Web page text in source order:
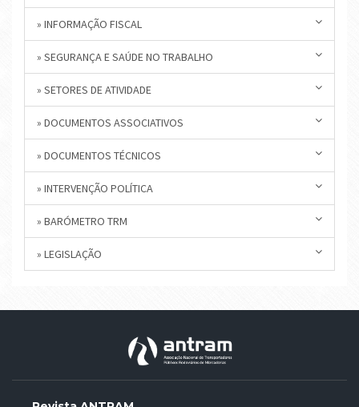
» INFORMAÇÃO FISCAL
» SEGURANÇA E SAÚDE NO TRABALHO
» SETORES DE ATIVIDADE
» DOCUMENTOS ASSOCIATIVOS
» DOCUMENTOS TÉCNICOS
» INTERVENÇÃO POLÍTICA
» BARÓMETRO TRM
» LEGISLAÇÃO